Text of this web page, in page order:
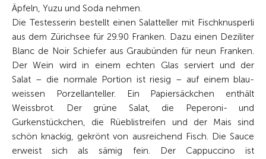
Äpfeln, Yuzu und Soda nehmen.
Die Testesserin bestellt einen Salatteller mit Fischknusperli
aus dem Zürichsee für 29.90 Franken. Dazu einen Deziliter
Blanc de Noir Schiefer aus Graubünden für neun Franken.
Der Wein wird in einem echten Glas serviert und der
Salat – die normale Portion ist riesig – auf einem blau-
weissen Porzellanteller. Ein Papiersäckchen enthält
Weissbrot. Der grüne Salat, die Peperoni- und
Gurkenstückchen, die Rüeblistreifen und der Mais sind
schön knackig, gekrönt von ausreichend Fisch. Die Sauce
erweist sich als sämig fein. Der Cappuccino ist